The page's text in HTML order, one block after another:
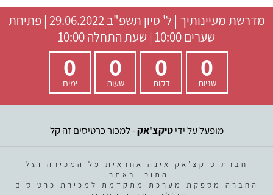
מדרשת מעיינותיך | ל' סיון תשפ"ב
29.06.2022 | פתיחת
שערים 10:00 | שעת התחלה 10:00
0
שניות
0
דקות
0
שעות
0
ימים
מופעל על ידיטיקצ'אק- למכור כרטיסים זה קל
חברת טיקצ'אק אינה אחראית על המכירה ועל
התוכן באתר.
החברה מספקת מערכת מתקדמת למכירת כרטיסים